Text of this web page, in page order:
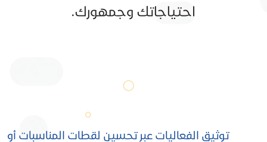
احتياجاتك وجمهورك.
توثيق الفعاليات عبر تحسين لقطات المناسبات أو